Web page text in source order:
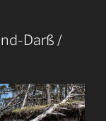
Darß /